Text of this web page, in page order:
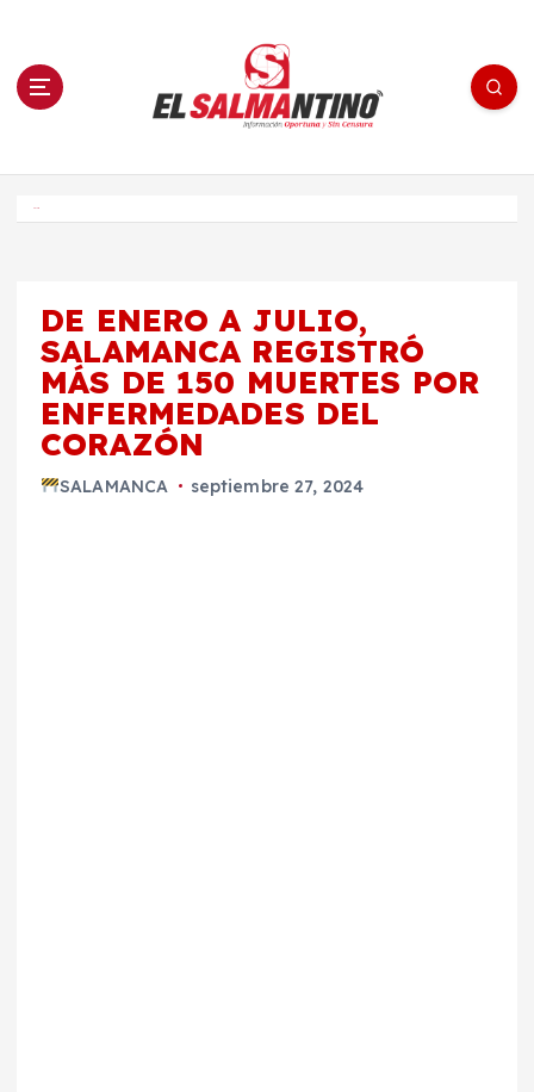
n El Salmantino - medios/noticias/editorial
DE ENERO A JULIO,
SALAMANCA REGISTRÓ
MÁS DE 150 MUERTES POR
ENFERMEDADES DEL
CORAZÓN
SALAMANCA septiembre 27, 2024